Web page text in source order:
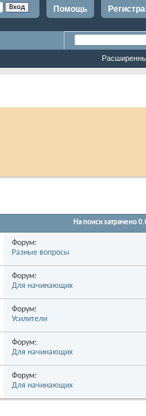
Помощь
На поиск затрачено
Форум:
Разные вопросы
Форум:
Для начинающих
Форум:
Усилители
Форум:
Для начинающих
Форум:
Для начинающих